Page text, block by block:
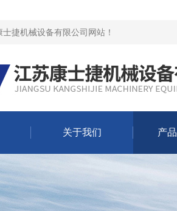
士捷机械设备有限公司网站 ！
关于我们 产